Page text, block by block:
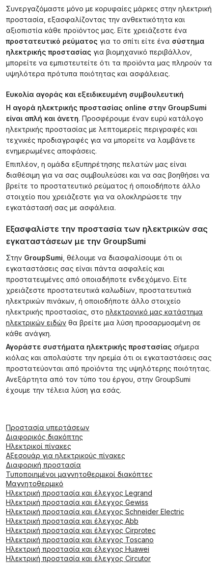
Συνεργαζόμαστε μόνο με κορυφαίες μάρκες στην ηλεκτρική
προστασία, εξασφαλίζοντας την ανθεκτικότητα και
αξιοπιστία κάθε προϊόντος μας. Είτε χρειάζεστε ένα
προστατευτικό ρεύματος για το σπίτι είτε ένα σύστημα
ηλεκτρικής προστασίας για βιομηχανικό περιβάλλον,
μπορείτε να εμπιστευτείτε ότι τα προϊόντα μας πληρούν τα
υψηλότερα πρότυπα ποιότητας και ασφάλειας.
Ευκολία αγοράς και εξειδικευμένη συμβουλευτική
Η αγορά ηλεκτρικής προστασίας online στην GroupSumi
είναι απλή και άνετη. Προσφέρουμε έναν ευρύ κατάλογο
ηλεκτρικής προστασίας με λεπτομερείς περιγραφές και
τεχνικές προδιαγραφές για να μπορείτε να λαμβάνετε
ενημερωμένες αποφάσεις.
Επιπλέον, η ομάδα εξυπηρέτησης πελατών μας είναι
διαθέσιμη για να σας συμβουλεύσει και να σας βοηθήσει να
βρείτε το προστατευτικό ρεύματος ή οποιοδήποτε άλλο
στοιχείο που χρειάζεστε για να ολοκληρώσετε την
εγκατάστασή σας με ασφάλεια.
Εξασφαλίστε την προστασία των ηλεκτρικών σας
εγκαταστάσεων με την GroupSumi
Στην GroupSumi , θέλουμε να διασφαλίσουμε ότι οι
εγκαταστάσεις σας είναι πάντα ασφαλείς και
προστατευμένες από οποιαδήποτε ενδεχόμενο. Είτε
χρειάζεστε προστατευτικά καλωδίων, προστατευτικά
ηλεκτρικών πινάκων, ή οποιοδήποτε άλλο στοιχείο
ηλεκτρικής προστασίας, στο ηλεκτρονικό μας κατάστημα
ηλεκτρικών ειδών θα βρείτε μια λύση προσαρμοσμένη σε
κάθε ανάγκη.
Αγοράστε συστήματα ηλεκτρικής προστασίας σήμερα
κιόλας και απολαύστε την ηρεμία ότι οι εγκαταστάσεις σας
προστατεύονται από προϊόντα της υψηλότερης ποιότητας.
Ανεξάρτητα από τον τύπο του έργου, στην GroupSumi
έχουμε την τέλεια λύση για εσάς.
Προστασία υπερτάσεων
Διαφορικός διακόπτης
Ηλεκτρικοί πίνακες
Αξεσουάρ για ηλεκτρικούς πίνακες
Διαφορική προστασία
Τυποποιημένοι μαγνητοθερμικοί διακόπτες
Μαγνητοθερμικό
Ηλεκτρική προστασία και έλεγχος Legrand
Ηλεκτρική προστασία και έλεγχος Gewiss
Ηλεκτρική προστασία και έλεγχος Schneider Electric
Ηλεκτρική προστασία και έλεγχος Abb
Ηλεκτρική προστασία και έλεγχος Cirprotec
Ηλεκτρική προστασία και έλεγχος Toscano
Ηλεκτρική προστασία και έλεγχος Huawei
Ηλεκτρική προστασία και έλεγχος Circutor